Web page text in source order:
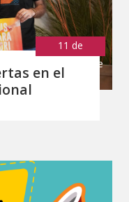
11 de
septiembre de
2023
en el